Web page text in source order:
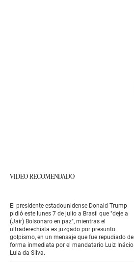
VIDEO RECOMENDADO
El presidente estadounidense Donald Trump
pidió este lunes 7 de julio a Brasil que "deje a
(Jair) Bolsonaro en paz", mientras el
ultraderechista es juzgado por presunto
golpismo, en un mensaje que fue repudiado de
forma inmediata por el mandatario Luiz Inácio
Lula da Silva.